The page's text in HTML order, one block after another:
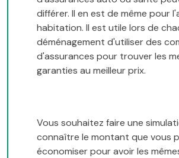
différer. Il en est de même pour
habitation. Il est utile lors de
déménagement d'utiliser des
d'assurances pour trouver les
garanties au meilleur prix.
Vous souhaitez faire une
connaître le montant que vous
économiser pour avoir les